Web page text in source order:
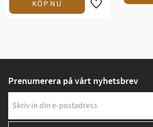
Prenumerera på vårt nyhetsbrev